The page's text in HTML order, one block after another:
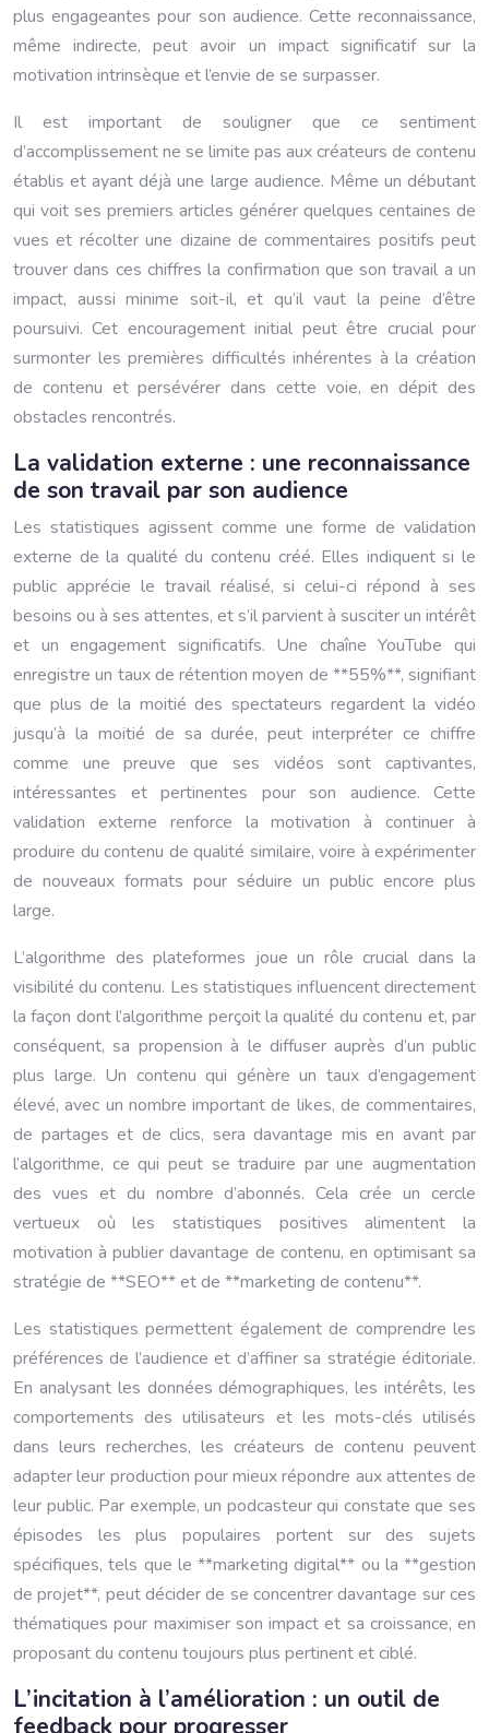
plus engageantes pour son audience. Cette reconnaissance,
même indirecte, peut avoir un impact significatif sur la
motivation intrinsèque et l’envie de se surpasser.
Il est important de souligner que ce sentiment
d’accomplissement ne se limite pas aux créateurs de contenu
établis et ayant déjà une large audience. Même un débutant
qui voit ses premiers articles générer quelques centaines de
vues et récolter une dizaine de commentaires positifs peut
trouver dans ces chiffres la confirmation que son travail a un
impact, aussi minime soit-il, et qu’il vaut la peine d’être
poursuivi. Cet encouragement initial peut être crucial pour
surmonter les premières difficultés inhérentes à la création
de contenu et persévérer dans cette voie, en dépit des
obstacles rencontrés.
La validation externe : une reconnaissance
de son travail par son audience
Les statistiques agissent comme une forme de validation
externe de la qualité du contenu créé. Elles indiquent si le
public apprécie le travail réalisé, si celui-ci répond à ses
besoins ou à ses attentes, et s’il parvient à susciter un intérêt
et un engagement significatifs. Une chaîne YouTube qui
enregistre un taux de rétention moyen de **55%**, signifiant
que plus de la moitié des spectateurs regardent la vidéo
jusqu’à la moitié de sa durée, peut interpréter ce chiffre
comme une preuve que ses vidéos sont captivantes,
intéressantes et pertinentes pour son audience. Cette
validation externe renforce la motivation à continuer à
produire du contenu de qualité similaire, voire à expérimenter
de nouveaux formats pour séduire un public encore plus
large.
L’algorithme des plateformes joue un rôle crucial dans la
visibilité du contenu. Les statistiques influencent directement
la façon dont l’algorithme perçoit la qualité du contenu et, par
conséquent, sa propension à le diffuser auprès d’un public
plus large. Un contenu qui génère un taux d’engagement
élevé, avec un nombre important de likes, de commentaires,
de partages et de clics, sera davantage mis en avant par
l’algorithme, ce qui peut se traduire par une augmentation
des vues et du nombre d’abonnés. Cela crée un cercle
vertueux où les statistiques positives alimentent la
motivation à publier davantage de contenu, en optimisant sa
stratégie de **SEO** et de **marketing de contenu**.
Les statistiques permettent également de comprendre les
préférences de l’audience et d’affiner sa stratégie éditoriale.
En analysant les données démographiques, les intérêts, les
comportements des utilisateurs et les mots-clés utilisés
dans leurs recherches, les créateurs de contenu peuvent
adapter leur production pour mieux répondre aux attentes de
leur public. Par exemple, un podcasteur qui constate que ses
épisodes les plus populaires portent sur des sujets
spécifiques, tels que le **marketing digital** ou la **gestion
de projet**, peut décider de se concentrer davantage sur ces
thématiques pour maximiser son impact et sa croissance, en
proposant du contenu toujours plus pertinent et ciblé.
L’incitation à l’amélioration : un outil de
feedback pour progresser